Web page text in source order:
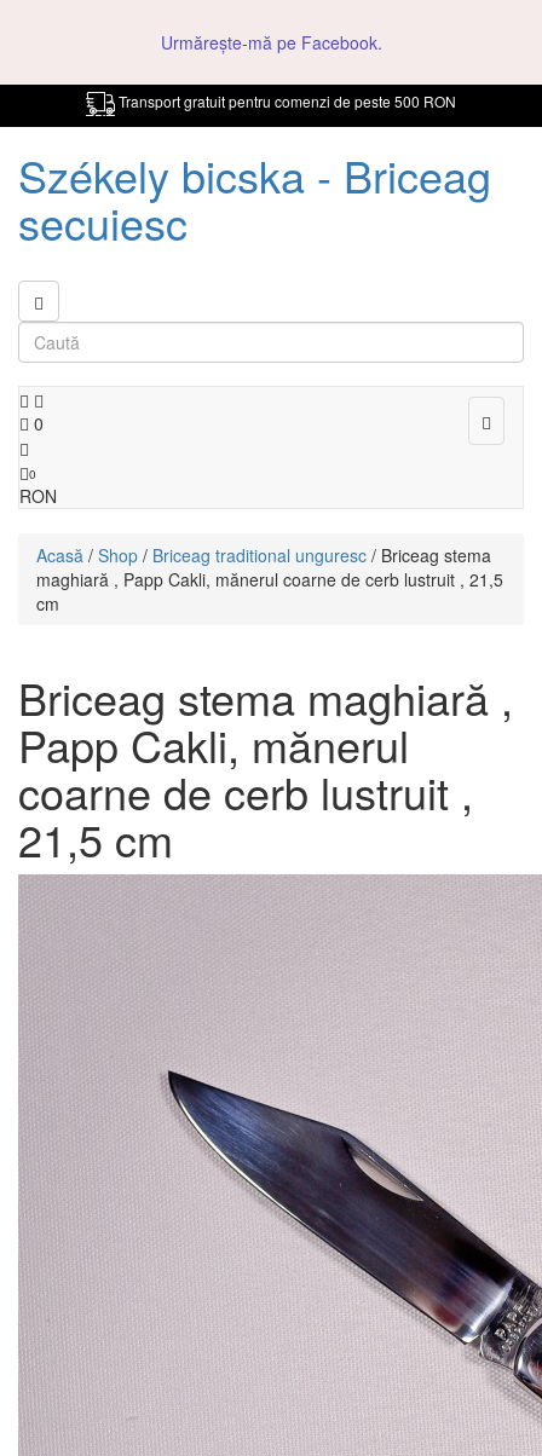
Urmărește-mă pe Facebook.
Transport gratuit pentru comenzi de peste 500 RON
Székely bicska - Briceag
secuiesc
Toggle
0
0
RON
Acasă / Shop / Briceag traditional unguresc / Briceag stema
maghiară , Papp Cakli, mănerul coarne de cerb lustruit , 21,5
cm
Briceag stema maghiară ,
Papp Cakli, mănerul
coarne de cerb lustruit ,
21,5 cm